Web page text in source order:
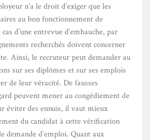
n’a le droit d’exiger que les
au bon fonctionnement de
d’une entrevue d’embauche, par
recherchés doivent concerner
Ainsi, le recruteur peut demander au
sur ses diplômes et sur ses emplois
de leur véracité. De fausses
peuvent mener au congédiement de
éviter des ennuis, il vaut mieux
du candidat à cette vérification
demande d’emploi. Quant aux